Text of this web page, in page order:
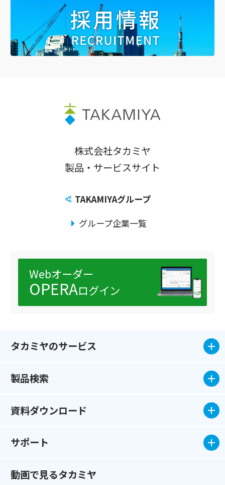
株式会社タカミヤ
製品・サービスサイト
TAKAMIYAグループ
グループ企業一覧
Webオーダー
OPERAログイン
タカミヤのサービス
製品検索
資料ダウンロード
サポート
動画で見るタカミヤ